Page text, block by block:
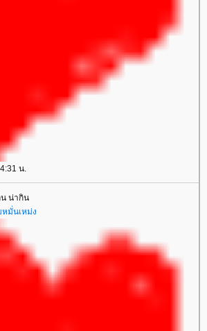
น.
น น่ากิน
มั่นเหม่ง